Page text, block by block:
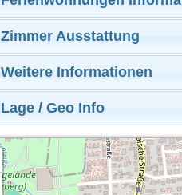
Zimmer Ausstattung
Weitere Informationen
Lage / Geo Info